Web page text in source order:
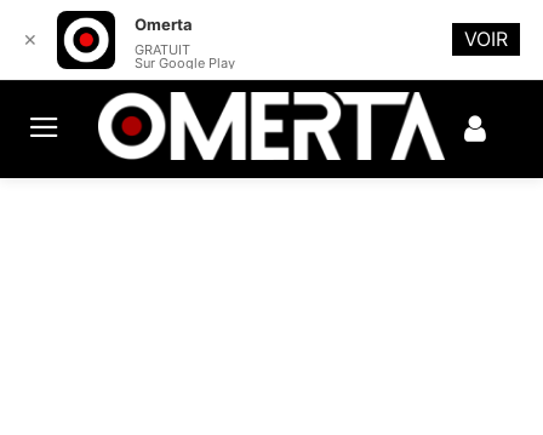
✕
Omerta
GRATUIT
Sur Google Play
VOIR